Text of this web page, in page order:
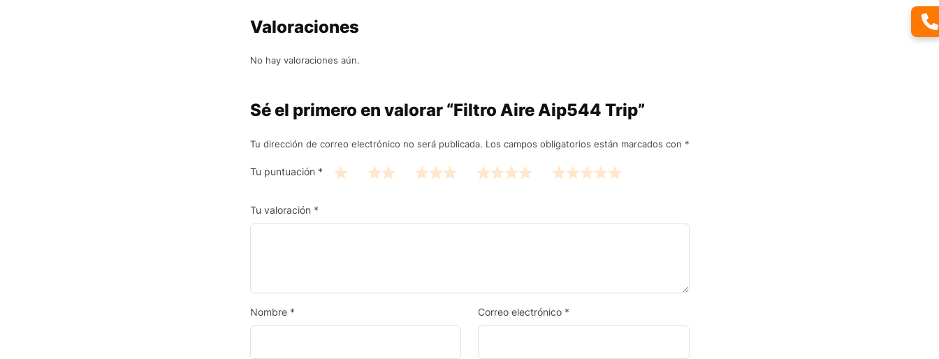
Valoraciones
No hay valoraciones aún.
Sé el primero en valorar “Filtro Aire Aip544 Trip”
Tu dirección de correo electrónico no será publicada. Los campos obligatorios están marcados con *
Tu puntuación *
Tu valoración *
Nombre * Correo electrónico *